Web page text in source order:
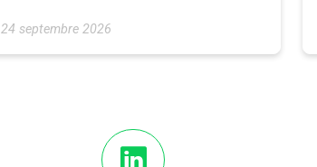
24 septembre 2026